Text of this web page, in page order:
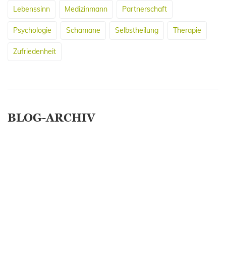
Lebenssinn Medizinmann Partnerschaft
Psychologie Schamane Selbstheilung Therapie
Zufriedenheit
BLOG-ARCHIV